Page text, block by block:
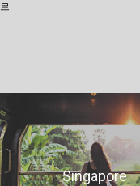
르
Singapore